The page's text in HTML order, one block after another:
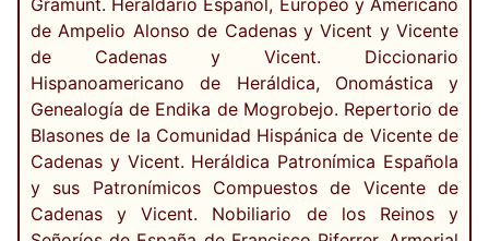
Gramunt. Heraldario Español, Europeo y Americano
de Ampelio Alonso de Cadenas y Vicent y Vicente
de Cadenas y Vicent. Diccionario
Hispanoamericano de Heráldica, Onomástica y
Genealogía de Endika de Mogrobejo. Repertorio de
Blasones de la Comunidad Hispánica de Vicente de
Cadenas y Vicent. Heráldica Patronímica Española
y sus Patronímicos Compuestos de Vicente de
Cadenas y Vicent. Nobiliario de los Reinos y